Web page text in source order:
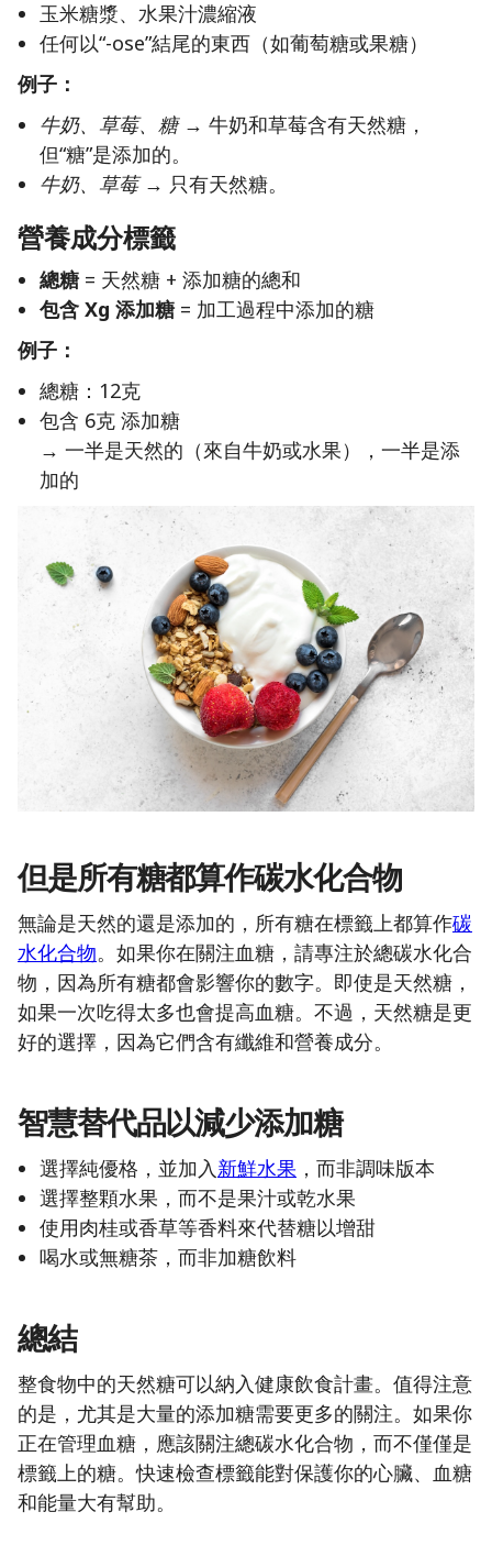
玉米糖漿、水果汁濃縮液
任何以“-ose”結尾的東西（如葡萄糖或果糖）
例子：
牛奶、草莓、糖→ 牛奶和草莓含有天然糖，
但“糖”是添加的。
牛奶、草莓→ 只有天然糖。
營養成分標籤
總糖= 天然糖 + 添加糖的總和
包含 Xg 添加糖= 加工過程中添加的糖
例子：
總糖：12克
包含 6克 添加糖
→ 一半是天然的（來自牛奶或水果），一半是添
加的
但是所有糖都算作碳水化合物
無論是天然的還是添加的，所有糖在標籤上都算作碳
水化合物。如果你在關注血糖，請專注於總碳水化合
物，因為所有糖都會影響你的數字。即使是天然糖，
如果一次吃得太多也會提高血糖。不過，天然糖是更
好的選擇，因為它們含有纖維和營養成分。
智慧替代品以減少添加糖
選擇純優格，並加入新鮮水果 ，而非調味版本
選擇整顆水果，而不是果汁或乾水果
使用肉桂或香草等香料來代替糖以增甜
喝水或無糖茶，而非加糖飲料
總結
整食物中的天然糖可以納入健康飲食計畫。值得注意
的是，尤其是大量的添加糖需要更多的關注。如果你
正在管理血糖，應該關注總碳水化合物，而不僅僅是
標籤上的糖。快速檢查標籤能對保護你的心臟、血糖
和能量大有幫助。